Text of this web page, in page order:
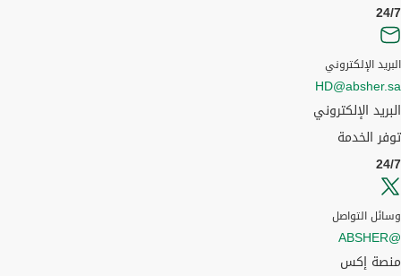
24/7
البريد الإلكتروني
HD@absher.sa
البريد الإلكتروني
توفر الخدمة
24/7
وسائل التواصل
@ABSHER
منصة إكس